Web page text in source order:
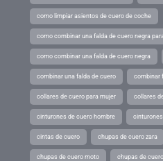
como limpiar asientos de cuero de coche
como combinar una falda de cuero negra
como combinar una falda de cuero negra
combinar una falda de cuero combinar
collares de cuero para mujer collares
cinturones de cuero hombre
cintas de cuero chupas de cuero zara
chupas de cuero moto chupas de